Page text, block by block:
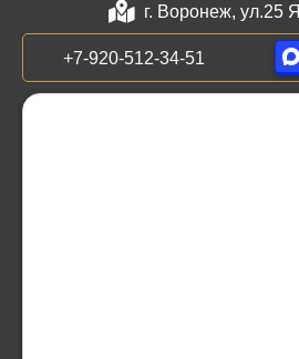
г. Воронеж, ул.25
+7-920-512-34-51